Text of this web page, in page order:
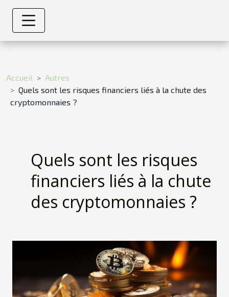
Accueil
Autres
Quels sont les risques financiers liés à la chute des
cryptomonnaies ?
Quels sont les risques
financiers liés à la chute
des cryptomonnaies ?